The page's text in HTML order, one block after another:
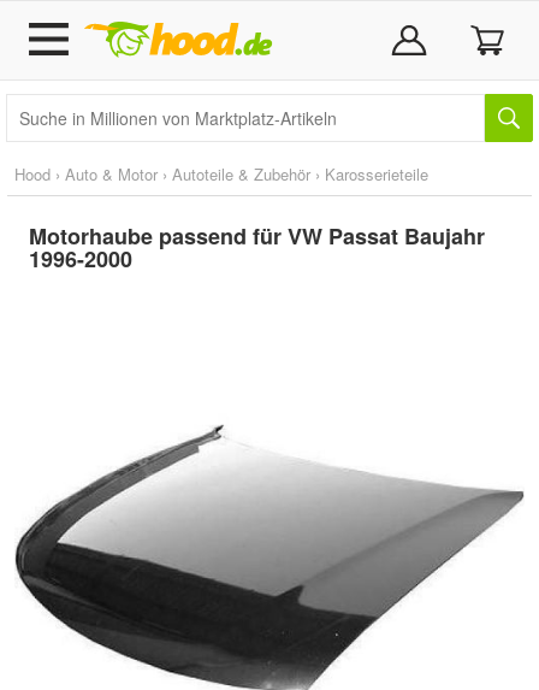
Hood › Auto & Motor › Autoteile & Zubehör › Karosserieteile
Motorhaube passend für VW Passat Baujahr
1996-2000